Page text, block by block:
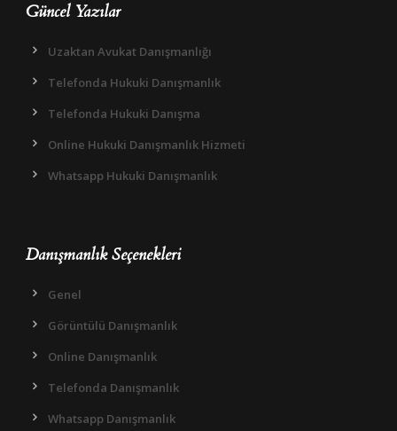
Güncel Yazılar
Uzaktan Avukat Danışmanlığı
Telefonda Hukuki Danışmanlık
Telefonda Hukuki Danışma
Online Hukuki Danışmanlık Hizmeti
Whatsapp Hukuki Danışmanlık
Danışmanlık Seçenekleri
Genel
Görüntülü Danışmanlık
Online Danışmanlık
Telefonda Danışmanlık
Whatsapp Danışmanlık